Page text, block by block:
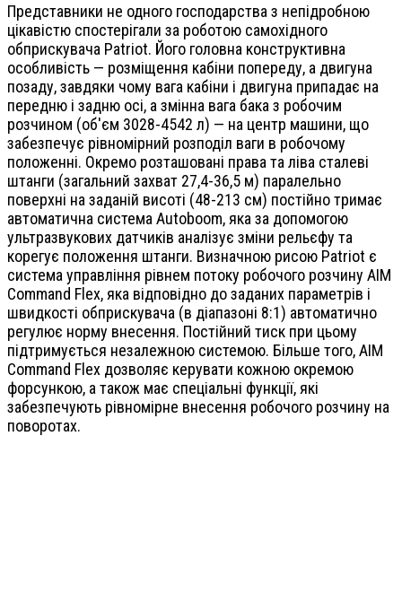
Представники не одного господарства з непідробною
цікавістю спостерігали за роботою самохідного
обприскувача Patriot. Його головна конструктивна
особливість — розміщення кабіни попереду, а двигуна
позаду, завдяки чому вага кабіни і двигуна припадає на
передню і задню осі, а змінна вага бака з робочим
розчином (об'єм 3028-4542 л) — на центр машини, що
забезпечує рівномірний розподіл ваги в робочому
положенні. Окремо розташовані права та ліва сталеві
штанги (загальний захват 27,4-36,5 м) паралельно
поверхні на заданій висоті (48-213 см) постійно тримає
автоматична система Autoboom, яка за допомогою
ультразвукових датчиків аналізує зміни рельєфу та
корегує положення штанги. Визначною рисою Patriot є
система управління рівнем потоку робочого розчину AIM
Command Flex, яка відповідно до заданих параметрів і
швидкості обприскувача (в діапазоні 8:1) автоматично
регулює норму внесення. Постійний тиск при цьому
підтримується незалежною системою. Більше того, AIM
Command Flex дозволяє керувати кожною окремою
форсункою, а також має спеціальні функції, які
забезпечують рівномірне внесення робочого розчину на
поворотах.